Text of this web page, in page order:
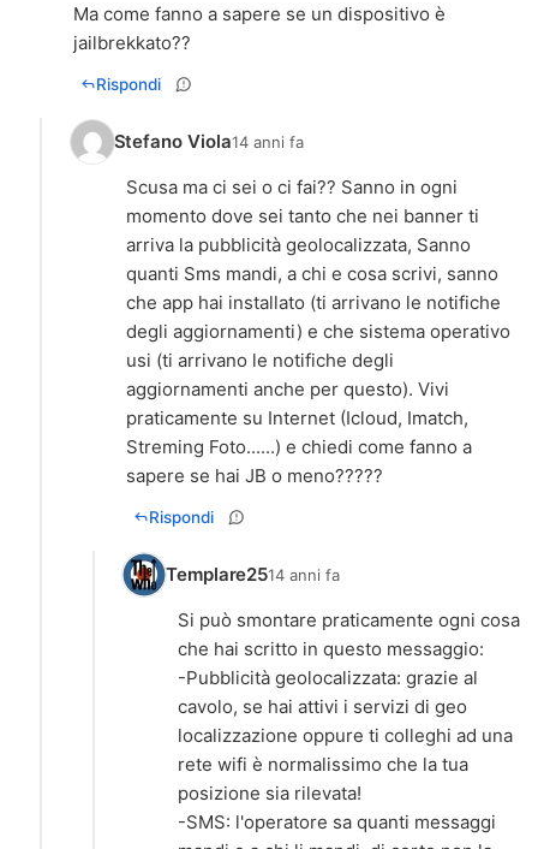
Ma come fanno a sapere se un dispositivo è
jailbrekkato??
Rispondi
Stefano Viola14 anni fa
Scusa ma ci sei o ci fai?? Sanno in ogni
momento dove sei tanto che nei banner ti
arriva la pubblicità geolocalizzata, Sanno
quanti Sms mandi, a chi e cosa scrivi, sanno
che app hai installato (ti arrivano le notifiche
degli aggiornamenti) e che sistema operativo
usi (ti arrivano le notifiche degli
aggiornamenti anche per questo). Vivi
praticamente su Internet (Icloud, Imatch,
Streming Foto......) e chiedi come fanno a
sapere se hai JB o meno?????
Rispondi
Templare2514 anni fa
Si può smontare praticamente ogni cosa
che hai scritto in questo messaggio:
-Pubblicità geolocalizzata: grazie al
cavolo, se hai attivi i servizi di geo
localizzazione oppure ti colleghi ad una
rete wifi è normalissimo che la tua
posizione sia rilevata!
-SMS: l'operatore sa quanti messaggi